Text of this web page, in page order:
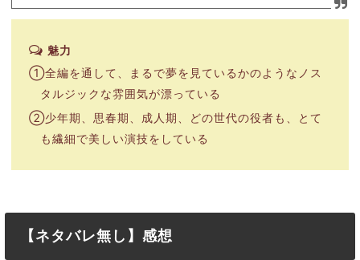
魅力
①全編を通して、まるで夢を見ているかのようなノス
タルジックな雰囲気が漂っている
②少年期、思春期、成人期、どの世代の役者も、とて
も繊細で美しい演技をしている
【ネタバレ無し】感想